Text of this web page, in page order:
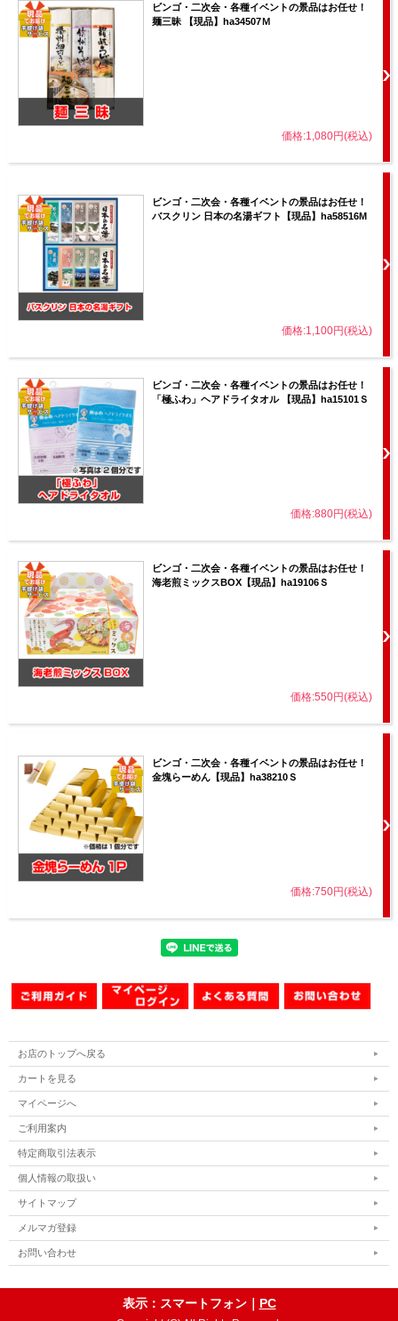
ビンゴ・二次会・各種イベントの景品はお任せ！
麺三昧 【現品】ha34507Ｍ
価格:1,080円(税込)
ビンゴ・二次会・各種イベントの景品はお任せ！
バスクリン 日本の名湯ギフト【現品】ha58516M
価格:1,100円(税込)
ビンゴ・二次会・各種イベントの景品はお任せ！
「極ふわ」ヘアドライタオル 【現品】ha15101Ｓ
価格:880円(税込)
ビンゴ・二次会・各種イベントの景品はお任せ！
海老煎ミックスBOX【現品】ha19106Ｓ
価格:550円(税込)
ビンゴ・二次会・各種イベントの景品はお任せ！
金塊らーめん【現品】ha38210Ｓ
価格:750円(税込)
お店のトップへ戻る
カートを見る
マイページへ
ご利用案内
特定商取引法表示
個人情報の取扱い
サイトマップ
メルマガ登録
お問い合わせ
表示：スマートフォン｜ PC